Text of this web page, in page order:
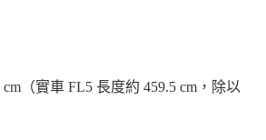
（實車 FL5 長度約 459.5 cm，除以